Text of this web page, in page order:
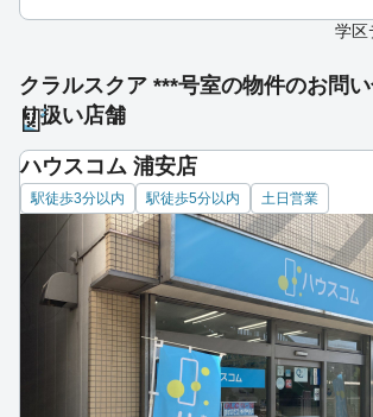
学区
クラルスクア ***号室の物件のお問
り扱い店舗
ハウスコム 浦安店
駅徒歩3分以内 駅徒歩5分以内 土日営業